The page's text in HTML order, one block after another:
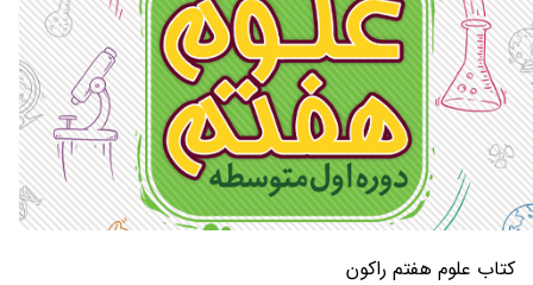
کتاب علوم هفتم راکون